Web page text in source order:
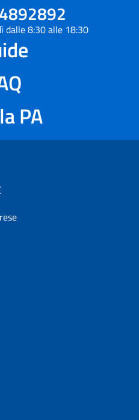
dalle 8:30 alle 18:30
PA